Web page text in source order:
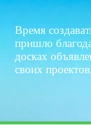
Время
пришло
досках
своих